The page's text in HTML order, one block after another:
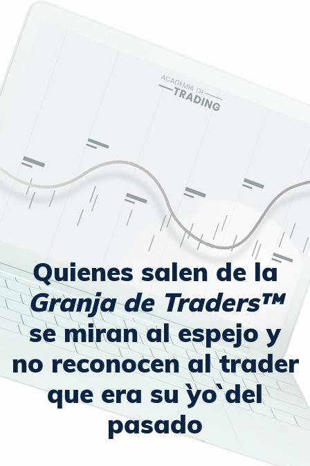
Quienes salen de la
Granja de Traders™
se miran al espejo y
no reconocen al trader
que era su ``yo`` del
pasado